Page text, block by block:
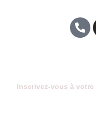
Inscrivez-vous à